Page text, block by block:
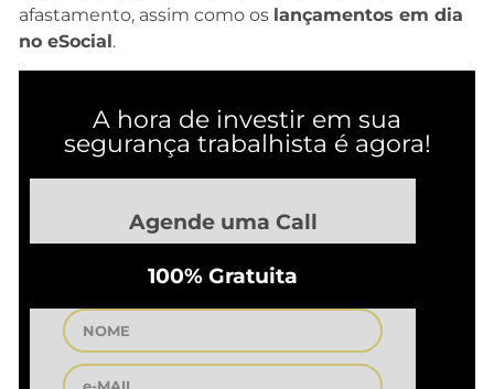
afastamento, assim como os lançamentos em dia
no eSocial.
A hora de investir em sua
segurança trabalhista é agora!
Agende uma Call
100% Gratuita